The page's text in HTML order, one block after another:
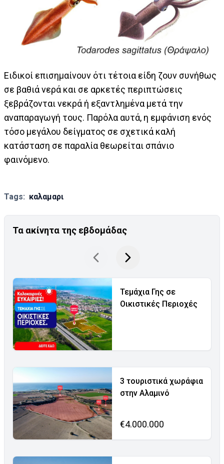
Ειδικοί επισημαίνουν ότι τέτοια είδη ζουν συνήθως
σε βαθιά νερά και σε αρκετές περιπτώσεις
ξεβράζονται νεκρά ή εξαντλημένα μετά την
αναπαραγωγή τους. Παρόλα αυτά, η εμφάνιση ενός
τόσο μεγάλου δείγματος σε σχετικά καλή
κατάσταση σε παραλία θεωρείται σπάνιο
φαινόμενο.
Tags: καλαμαρι
Τα ακίνητα της εβδομάδας
Τεμάχια Γης σε
Οικιστικές Περιοχές
3 τουριστικά χωράφια
στην Αλαμινό
€4.000.000